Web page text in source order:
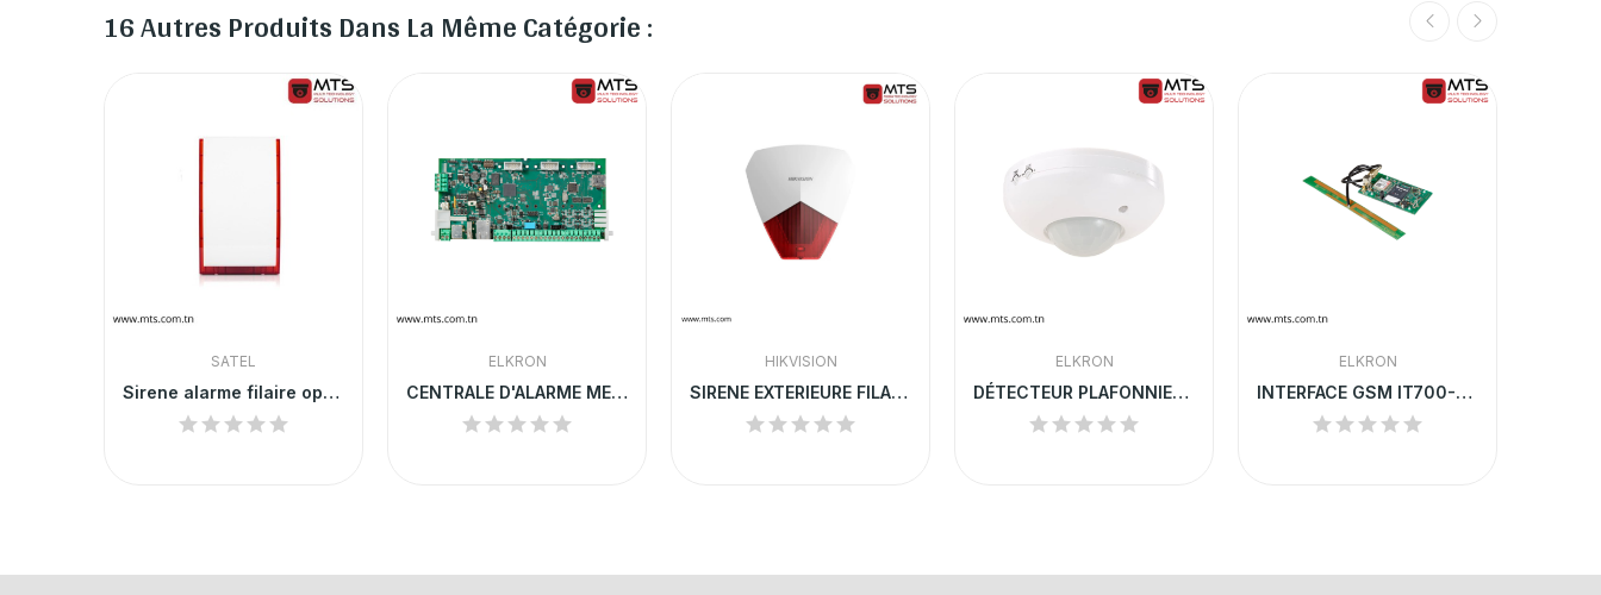
16 Autres Produits Dans La Même Catégorie :
SATEL
Sirene alarme filaire optique et acoustique Satel
ELKRON
CENTRALE D'ALARME MEDEA 32
HIKVISION
SIRENE EXTERIEURE FILAIRE HIKVISION
ELKRON
DÉTECTEUR PLAFONNIER INFRAROUGE ANTI ANIMAUX
ELKRON
INTERFACE GSM IT700-GSM